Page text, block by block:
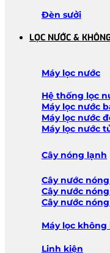
Đèn sưởi
LỌC NƯỚC &
Máy lọc nước
Hệ thống lọc
Máy lọc nước
Máy lọc nước
Máy lọc nước
Cây nóng lạnh
Cây nước
Cây nước
Cây nước
Máy lọc không
Linh kiện